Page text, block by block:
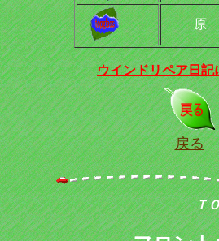
原
ウインドリペア日記
戻る
Ｔ